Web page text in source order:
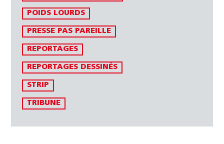
POIDS LOURDS
PRESSE PAS PAREILLE
REPORTAGES
REPORTAGES DESSINÉS
STRIP
TRIBUNE